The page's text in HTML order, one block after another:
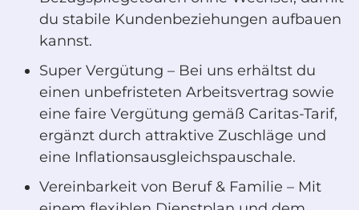
du stabile Kundenbeziehungen aufbauen
kannst.
Super Vergütung – Bei uns erhältst du
einen unbefristeten Arbeitsvertrag sowie
eine faire Vergütung gemäß Caritas-Tarif,
ergänzt durch attraktive Zuschläge und
eine Inflationsausgleichspauschale.
Vereinbarkeit von Beruf & Familie – Mit